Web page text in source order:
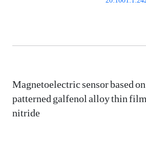
Magnetoelectric sensor based
patterned galfenol alloy thin
nitride